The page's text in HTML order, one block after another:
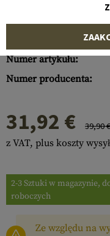
Numer artykułu:
Numer producenta:
31,92 € 39,90
z VAT, plus koszty
2-3 Sztuki w magazynie,
roboczych
Ze względu na